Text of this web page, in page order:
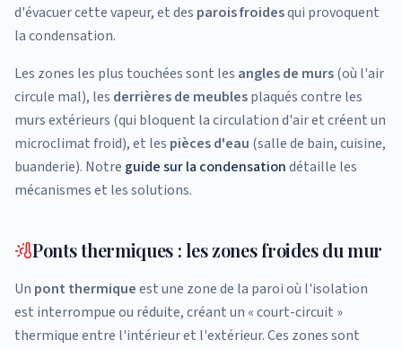
d'évacuer cette vapeur, et des parois froidesqui provoquent
la condensation.
Les zones les plus touchées sont les angles de murs(où l'air
circule mal), les derrières de meublesplaqués contre les
murs extérieurs (qui bloquent la circulation d'air et créent un
microclimat froid), et les pièces d'eau (salle de bain, cuisine,
buanderie). Notre guide sur la condensationdétaille les
mécanismes et les solutions.
Ponts thermiques : les zones froides du mur
Un pont thermiqueest une zone de la paroi où l'isolation
est interrompue ou réduite, créant un « court-circuit »
thermique entre l'intérieur et l'extérieur. Ces zones sont